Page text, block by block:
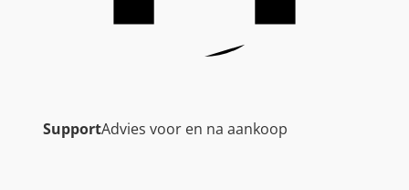
SupportAdvies voor en na aankoop